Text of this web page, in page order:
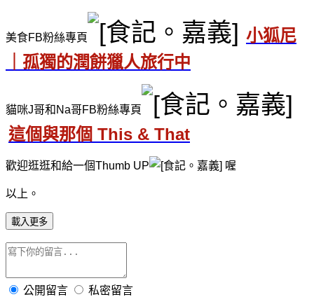
美食FB粉絲專頁
小狐尼
｜孤獨的潤餅獵人旅行中
貓咪J哥和Na哥FB粉絲專頁
這個與那個 This & That
歡迎逛逛和給一個Thumb UP 喔
以上。
載入更多
公開留言 私密留言